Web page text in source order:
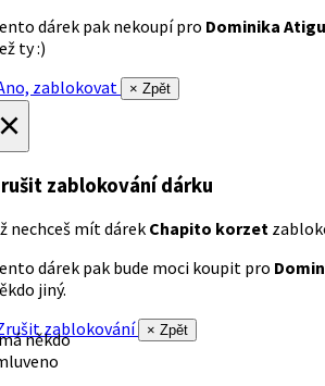
dárek pak nekoupí pro Dominika
ty :)
zablokovat
× Zpět
zablokování dárku
nechceš mít dárek Chapito korzet
dárek pak bude moci koupit pro
jiný.
zablokování
× Zpět
někdo